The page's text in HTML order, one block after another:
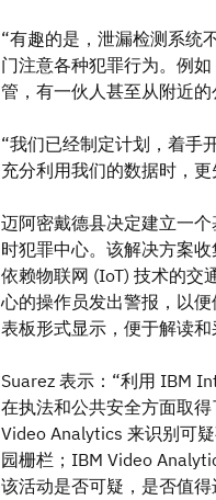
“有趣的是，泄漏检测系统
门注意各种犯罪行为。例
管，有一伙人甚至从附近
“我们已经制定计划，着手
充分利用我们的数据时，
迈阿密戴德县决定建立一
时犯罪中心。该解决方案
依赖物联网 (IoT) 技术的交
心的操作员发出警报，以
表板形式显示，便于解读和
Suarez 表示：“利用 IBM
在执法和公共安全方面取
Video Analytics 来识别可
园栅栏；IBM Video
该活动是否可疑，是否值